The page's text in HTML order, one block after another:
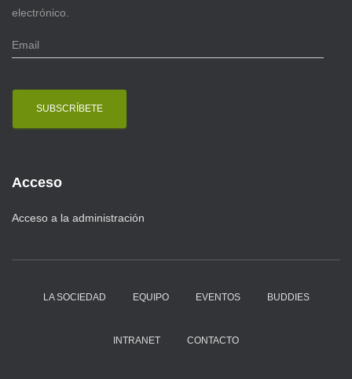
electrónico.
E
m
Acceso
Acceso a la administración
LA SOCIEDAD EQUIPO EVENTOS BUDDIES
INTRANET CONTACTO